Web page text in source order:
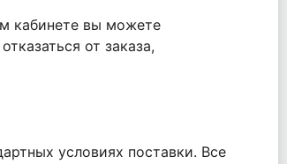
кабинете вы можете
от заказа,
условиях поставки. Все